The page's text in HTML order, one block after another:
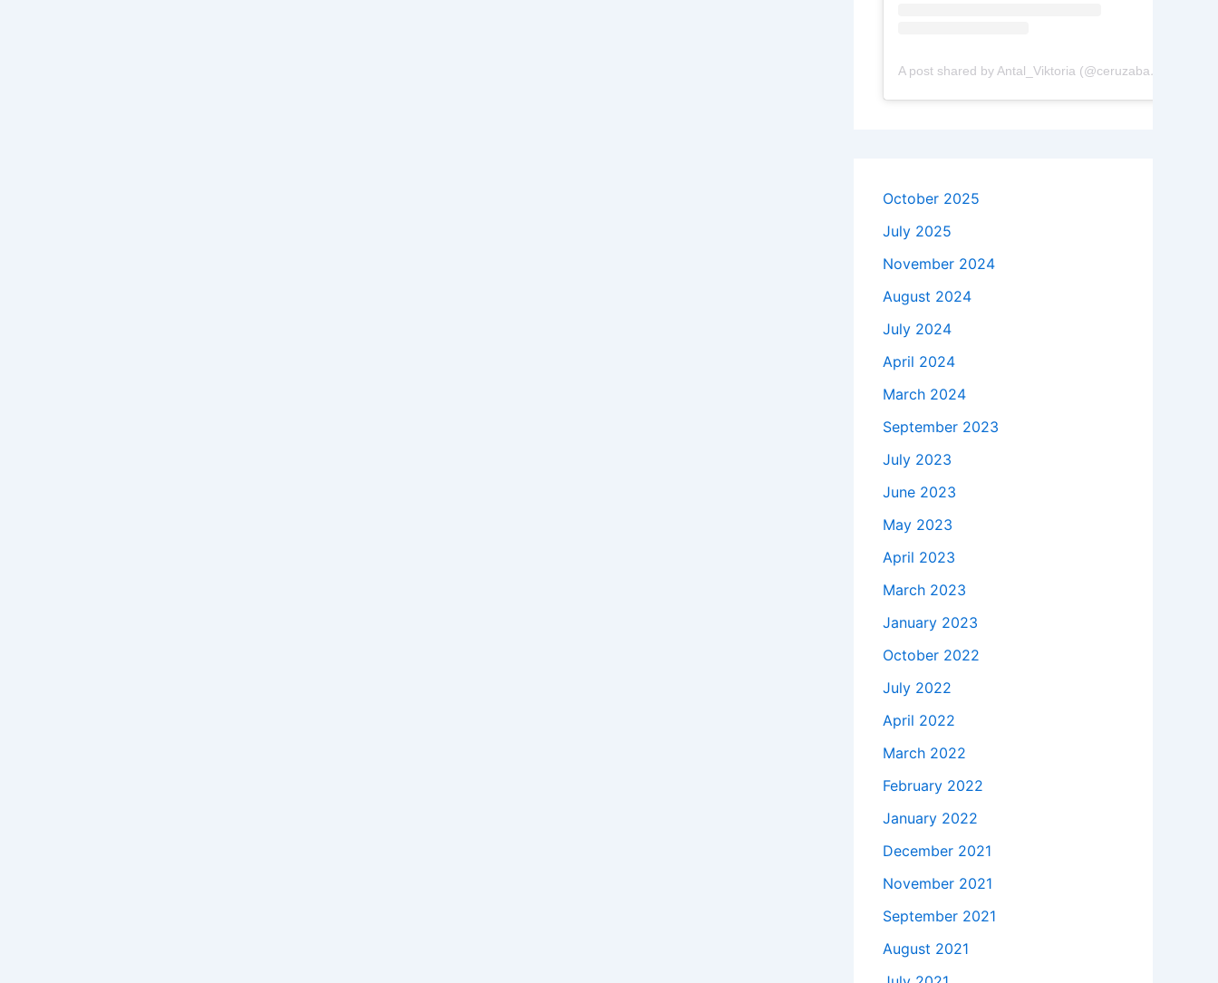
A post shared by Antal_Viktoria (@ceruzabab.hu)
October 2025
July 2025
November 2024
August 2024
July 2024
April 2024
March 2024
September 2023
July 2023
June 2023
May 2023
April 2023
March 2023
January 2023
October 2022
July 2022
April 2022
March 2022
February 2022
January 2022
December 2021
November 2021
September 2021
August 2021